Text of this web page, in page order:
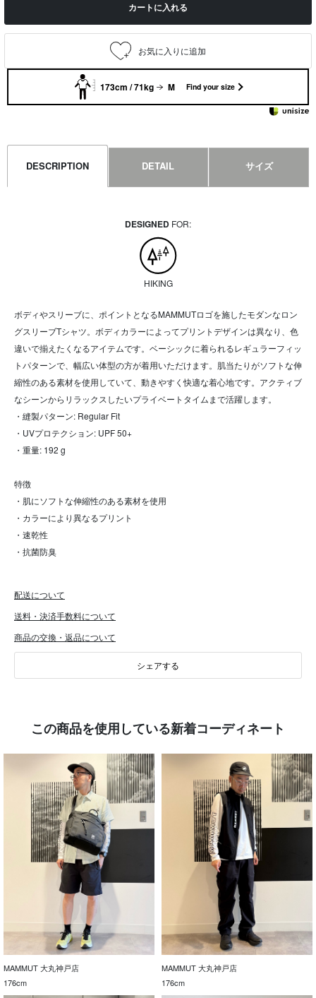
カートに入れる
173cm / 71kg M Find your size
DESCRIPTION DETAIL サイズ
DESIGNED FOR:
HIKING
ボディやスリーブに、ポイントとなるMAMMUTロゴを施したモダンなロン
グスリーブTシャツ。ボディカラーによってプリントデザインは異なり、色
違いで揃えたくなるアイテムです。ベーシックに着られるレギュラーフィッ
トパターンで、幅広い体型の方が着用いただけます。肌当たりがソフトな伸
縮性のある素材を使用していて、動きやすく快適な着心地です。アクティブ
なシーンからリラックスしたいプライベートタイムまで活躍します。
・縫製パターン: Regular Fit
・UVプロテクション: UPF 50+
・重量: 192 g
特徴
・肌にソフトな伸縮性のある素材を使用
・カラーにより異なるプリント
・速乾性
・抗菌防臭
配送について
送料・決済手数料について
商品の交換・返品について
シェアする
この商品を使用している新着コーディネート
MAMMUT 大丸神戸店
176cm
MAMMUT 大丸神戸店
176cm